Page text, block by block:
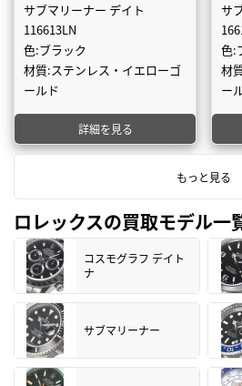
サブマリーナー デイト
116613LN
色:ブラック
材質:ステンレス・イエローゴ
ールド
詳細を見る
サ
色:
材
ー
もっと見る
ロレックスの買取モデル一
コスモグラフ デイト
ナ
サブマリーナー